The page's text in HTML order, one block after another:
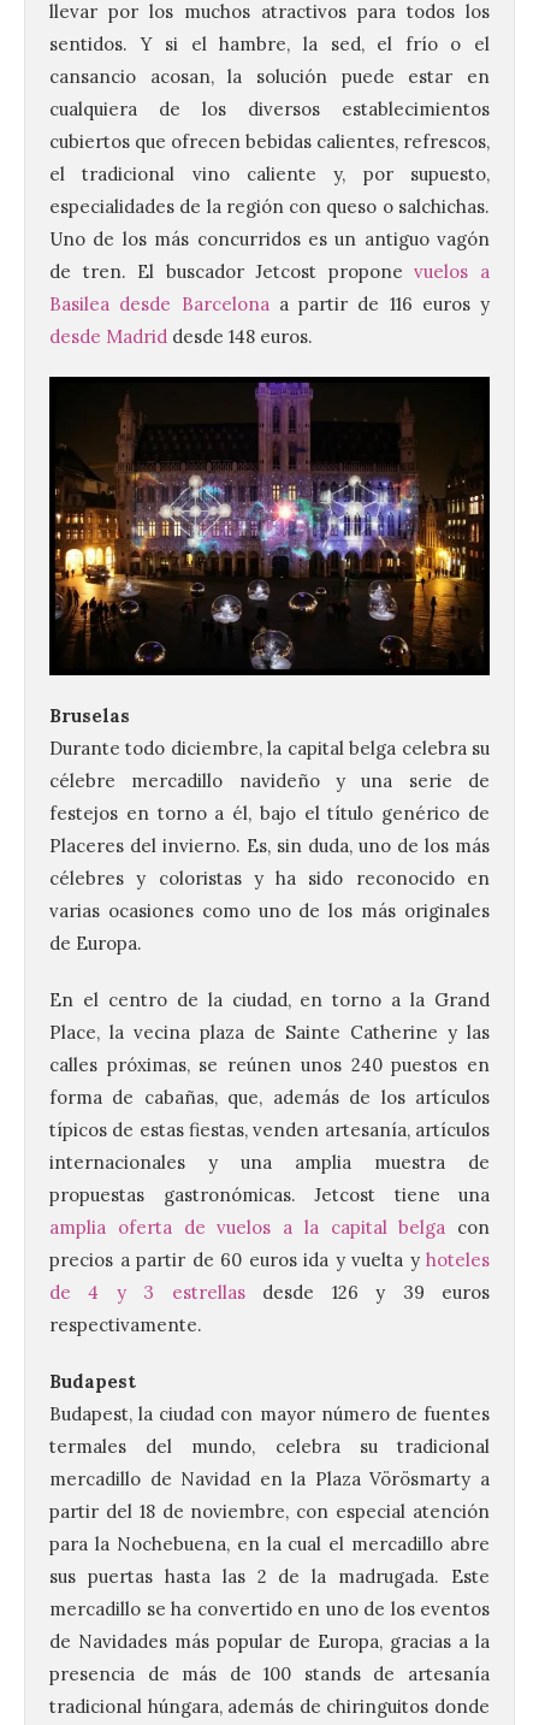
llevar por los muchos atractivos para todos los
sentidos. Y si el hambre, la sed, el frío o el
cansancio acosan, la solución puede estar en
cualquiera de los diversos establecimientos
cubiertos que ofrecen bebidas calientes, refrescos,
el tradicional vino caliente y, por supuesto,
especialidades de la región con queso o salchichas.
Uno de los más concurridos es un antiguo vagón
de tren. El buscador Jetcost proponevuelos a
Basilea desde Barcelonaa partir de 116 euros y
desde Madrid desde 148 euros.
Bruselas
Durante todo diciembre, la capital belga celebra su
célebre mercadillo navideño y una serie de
festejos en torno a él, bajo el título genérico de
Placeres del invierno. Es, sin duda, uno de los más
célebres y coloristas y ha sido reconocido en
varias ocasiones como uno de los más originales
de Europa.
En el centro de la ciudad, en torno a la Grand
Place, la vecina plaza de Sainte Catherine y las
calles próximas, se reúnen unos 240 puestos en
forma de cabañas, que, además de los artículos
típicos de estas fiestas, venden artesanía, artículos
internacionales y una amplia muestra de
propuestas gastronómicas. Jetcost tiene una
amplia oferta de vuelos a la capital belga con
precios a partir de 60 euros ida y vuelta y hoteles
de 4 y 3 estrellasdesde 126 y 39 euros
respectivamente.
Budapest
Budapest, la ciudad con mayor número de fuentes
termales del mundo, celebra su tradicional
mercadillo de Navidad en la Plaza Vörösmarty a
partir del 18 de noviembre, con especial atención
para la Nochebuena, en la cual el mercadillo abre
sus puertas hasta las 2 de la madrugada. Este
mercadillo se ha convertido en uno de los eventos
de Navidades más popular de Europa, gracias a la
presencia de más de 100 stands de artesanía
tradicional húngara, además de chiringuitos donde